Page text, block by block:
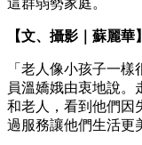
【文、 攝影｜蘇麗華】
「老人像小孩子一
員溫嬌娥由衷地說。
和老人，看到他們因
過服務讓他們生活更